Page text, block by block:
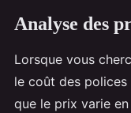
Analyse des
Lorsque vous
le coût des polices
que le prix varie